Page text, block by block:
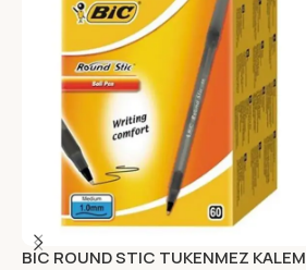
BIC ROUND STIC TUKENMEZ KALEM